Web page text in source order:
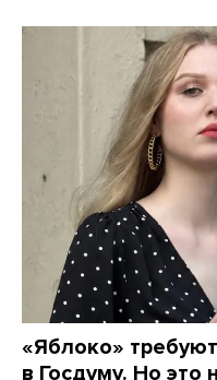
«Яблоко»
в Госдуму. Но